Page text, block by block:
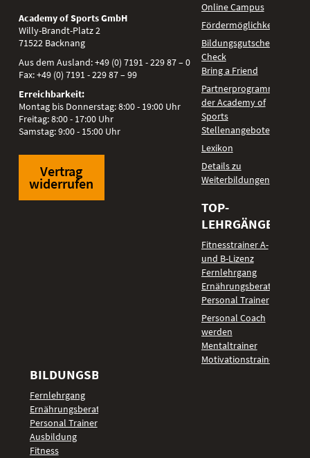
Academy of Sports GmbH
Willy-Brandt-Platz 2
71522 Backnang
Aus dem Ausland:+49 (0) 7191 - 229 87 – 0
Fax:+49 (0) 7191 - 229 87 – 99
Erreichbarkeit:
Montag bis Donnerstag: 8:00 - 19:00 Uhr
Freitag: 8:00 - 17:00 Uhr
Samstag: 9:00 - 15:00 Uhr
Vertrag
widerrufen
Online Campus
Fördermöglichkeiten
Bildungsgutschein
Check
Bring a Friend
Partnerprogramm
der Academy of
Sports
Stellenangebote
Lexikon
Details zu
Weiterbildungen
TOP-
LEHRGÄNGE
Fitnesstrainer A-
und B-Lizenz
Fernlehrgang
Ernährungsberater
Personal Trainer
Personal Coach
werden
Mentaltrainer
Motivationstrainer
BILDUNGSBEREICHE
Fernlehrgang
Ernährungsberater
Personal Trainer
Ausbildung
Fitness